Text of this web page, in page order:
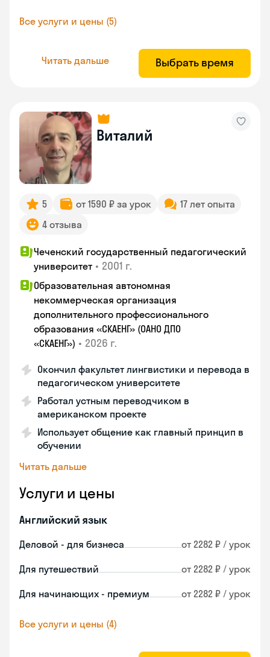
Все услуги и цены (5)
Читать дальше Выбрать время
Виталий
5 от 1590 ₽ за урок
17 лет опыта
4 отзыва
Чеченский государственный педагогический
университет • 2001 г.
Образовательная автономная
некоммерческая организация
дополнительного профессионального
образования «СКАЕНГ» (ОАНО ДПО
«СКАЕНГ») • 2026 г.
Окончил факультет лингвистики и перевода в
педагогическом университете
Работал устным переводчиком в
американском проекте
Использует общение как главный принцип в
обучении
Читать дальше
Услуги и цены
Английский язык
Деловой - для бизнеса от 2282 ₽ / урок
Для путешествий от 2282 ₽ / урок
Для начинающих - премиум от 2282 ₽ / урок
Все услуги и цены (4)